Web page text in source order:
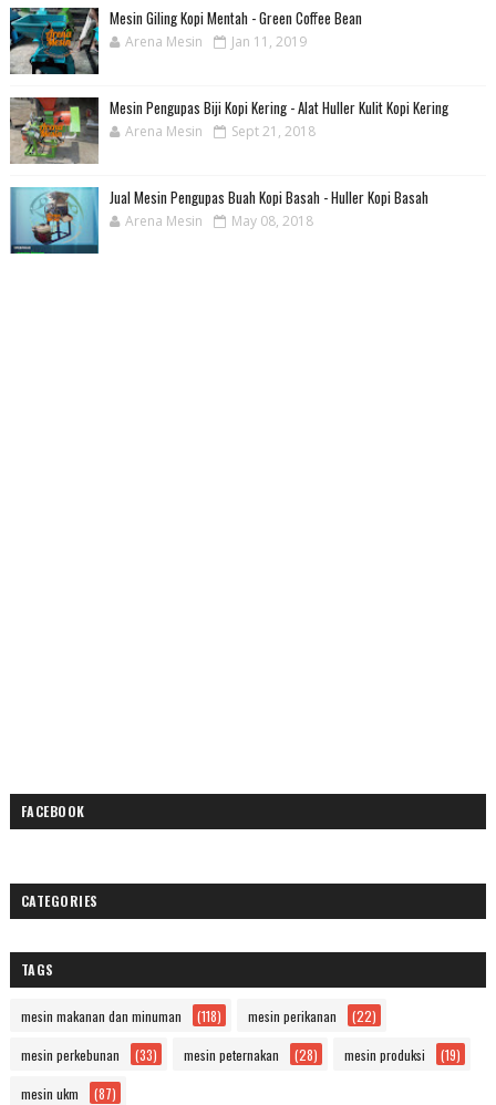
Mesin Giling Kopi Mentah - Green Coffee Bean
Arena Mesin Jan 11, 2019
Mesin Pengupas Biji Kopi Kering - Alat Huller Kulit Kopi Kering
Arena Mesin Sept 21, 2018
Jual Mesin Pengupas Buah Kopi Basah - Huller Kopi Basah
Arena Mesin May 08, 2018
FACEBOOK
CATEGORIES
TAGS
mesin makanan dan minuman (118) mesin perikanan (22)
mesin perkebunan (33) mesin peternakan (28) mesin produksi (19)
mesin ukm (87)